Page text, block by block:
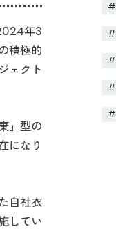
年3
積極的
ェクト
」型の
になり
自社衣
してい